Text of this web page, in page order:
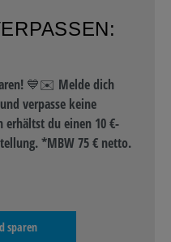
💙✉️ Melde dich
verpasse keine
erhältst du einen 10 €-
*MBW 75 € netto.
sparen